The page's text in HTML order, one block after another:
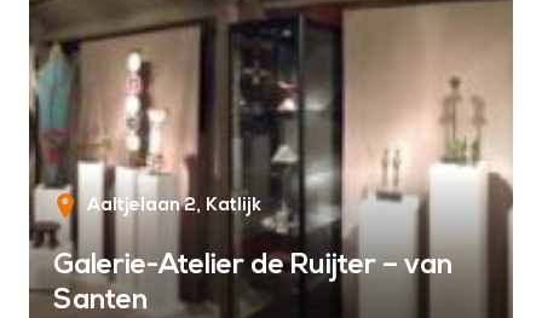
Aaltjelaan 2 Katlijk
Galerie-Atelier de Ruijter – van
Santen